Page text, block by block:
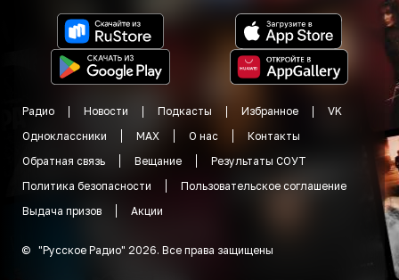
Радио Новости Подкасты Избранное
VK
Одноклассники
MAX О нас
Контакты
Обратная связь
Вещание
Результаты СОУТ
Политика безопасности
Пользовательское соглашение
Выдача призов
Акции
© "Русское Радио" 2026. Все права защищены